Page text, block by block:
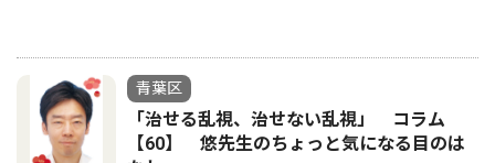
青葉区
「治せる乱視、治せない乱視」 コラム
【60】 悠先生のちょっと気になる目のは